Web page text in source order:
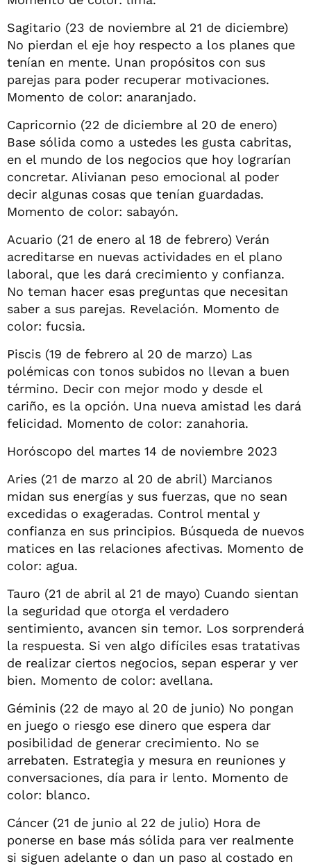
Sagitario (23 de noviembre al 21 de diciembre)
No pierdan el eje hoy respecto a los planes que
tenían en mente. Unan propósitos con sus
parejas para poder recuperar motivaciones.
Momento de color: anaranjado.
Capricornio (22 de diciembre al 20 de enero)
Base sólida como a ustedes les gusta cabritas,
en el mundo de los negocios que hoy lograrían
concretar. Alivianan peso emocional al poder
decir algunas cosas que tenían guardadas.
Momento de color: sabayón.
Acuario (21 de enero al 18 de febrero) Verán
acreditarse en nuevas actividades en el plano
laboral, que les dará crecimiento y confianza.
No teman hacer esas preguntas que necesitan
saber a sus parejas. Revelación. Momento de
color: fucsia.
Piscis (19 de febrero al 20 de marzo) Las
polémicas con tonos subidos no llevan a buen
término. Decir con mejor modo y desde el
cariño, es la opción. Una nueva amistad les dará
felicidad. Momento de color: zanahoria.
Horóscopo del martes 14 de noviembre 2023
Aries (21 de marzo al 20 de abril) Marcianos
midan sus energías y sus fuerzas, que no sean
excedidas o exageradas. Control mental y
confianza en sus principios. Búsqueda de nuevos
matices en las relaciones afectivas. Momento de
color: agua.
Tauro (21 de abril al 21 de mayo) Cuando sientan
la seguridad que otorga el verdadero
sentimiento, avancen sin temor. Los sorprenderá
la respuesta. Si ven algo difíciles esas tratativas
de realizar ciertos negocios, sepan esperar y ver
bien. Momento de color: avellana.
Géminis (22 de mayo al 20 de junio) No pongan
en juego o riesgo ese dinero que espera dar
posibilidad de generar crecimiento. No se
arrebaten. Estrategia y mesura en reuniones y
conversaciones, día para ir lento. Momento de
color: blanco.
Cáncer (21 de junio al 22 de julio) Hora de
ponerse en base más sólida para ver realmente
si siguen adelante o dan un paso al costado en